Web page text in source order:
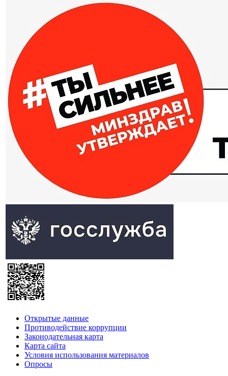
Открытые данные
Противодействие коррупции
Законодательная карта
Карта сайта
Условия использования материалов
Опросы